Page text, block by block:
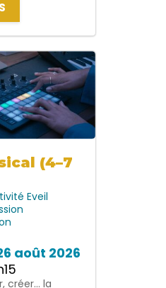
(4–7
Eveil
août 2026
créer… la